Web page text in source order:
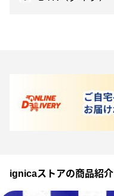
ignicaストアの商品紹介